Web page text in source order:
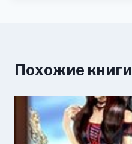
Похожие книги